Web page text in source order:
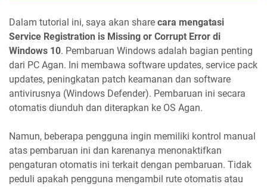
Dalam tutorial ini, saya akan share cara mengatasi
Service Registration is Missing or Corrupt Error di
Windows 10. Pembaruan Windows adalah bagian penting
dari PC Agan. Ini membawa software updates, service pack
updates, peningkatan patch keamanan dan software
antivirusnya (Windows Defender). Pembaruan ini secara
otomatis diunduh dan diterapkan ke OS Agan.
Namun, beberapa pengguna ingin memiliki kontrol manual
atas pembaruan ini dan karenanya menonaktifkan
pengaturan otomatis ini terkait dengan pembaruan. Tidak
peduli apakah pengguna mengambil rute otomatis atau